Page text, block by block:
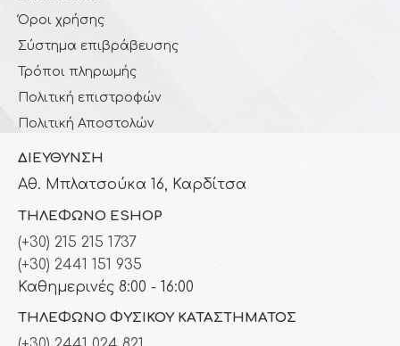
Όροι χρήσης
Σύστημα επιβράβευσης
Τρόποι πληρωμής
Πολιτική επιστροφών
Πολιτική Αποστολών
ΔΙΕΎΘΥΝΣΗ
Αθ. Μπλατσούκα 16, Καρδίτσα
ΤΗΛΈΦΩΝΟ ESHOP
(+30) 215 215 1737
(+30) 2441 151 935
Καθημερινές 8:00 - 16:00
ΤΗΛΈΦΩΝΟ ΦΥΣΙΚΟΎ ΚΑΤΑΣΤΉΜΑΤΟΣ